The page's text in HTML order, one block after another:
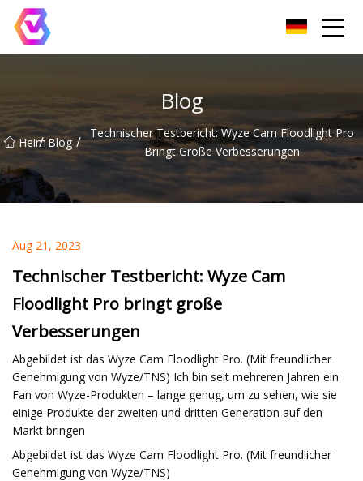
Blog
Heim
/ Blog /
Technischer Testbericht: Wyze Cam Floodlight Pro
Bringt Große Verbesserungen
Aug 21, 2023
Technischer Testbericht: Wyze Cam
Floodlight Pro bringt große
Verbesserungen
Abgebildet ist das Wyze Cam Floodlight Pro. (Mit freundlicher
Genehmigung von Wyze/TNS) Ich bin seit mehreren Jahren ein
Fan von Wyze-Produkten – lange genug, um zu sehen, wie sie
einige Produkte der zweiten und dritten Generation auf den
Markt bringen
Abgebildet ist das Wyze Cam Floodlight Pro. (Mit freundlicher
Genehmigung von Wyze/TNS)